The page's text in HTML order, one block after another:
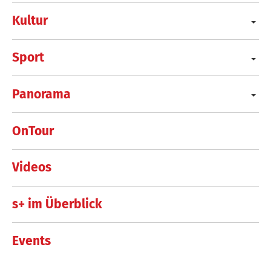
Kultur
Sport
Panorama
OnTour
Videos
s+ im Überblick
Events